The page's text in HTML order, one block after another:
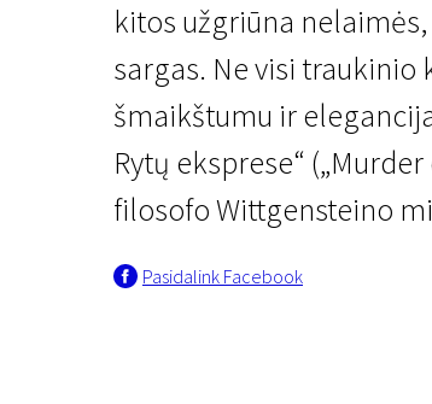
"Scanoramos" naujienos
kitos užgriūna
sargas. Ne visi
šmaikštumu ir
Rytų eksprese“
filosofo Wittgensteino
Pasidalink Facebook